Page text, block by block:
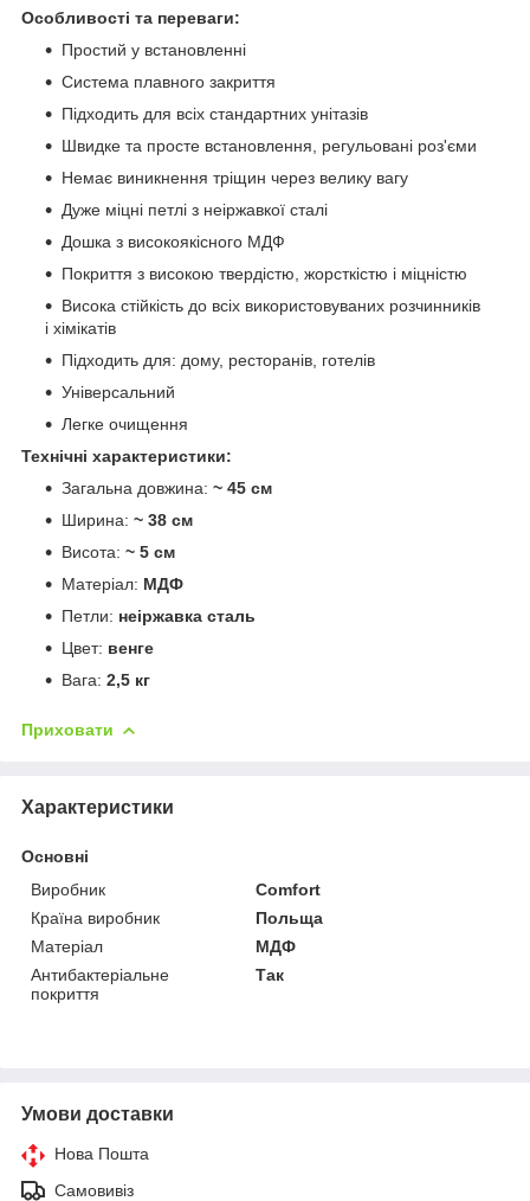
Особливості та переваги:
Простий у встановленні
Система плавного закриття
Підходить для всіх стандартних унітазів
Швидке та просте встановлення, регульовані роз'єми
Немає виникнення тріщин через велику вагу
Дуже міцні петлі з неіржавкої сталі
Дошка з високоякісного МДФ
Покриття з високою твердістю, жорсткістю і міцністю
Висока стійкість до всіх використовуваних розчинників
і хімікатів
Підходить для: дому, ресторанів, готелів
Універсальний
Легке очищення
Технічні характеристики:
Загальна довжина: ~ 45 см
Ширина: ~ 38 см
Висота: ~ 5 см
Матеріал: МДФ
Петли: неіржавка сталь
Цвет: венге
Вага: 2,5 кг
Приховати
Характеристики
Основні
Виробник
Comfort
Країна виробник
Польща
Матеріал
МДФ
Антибактеріальне
покриття
Так
Умови доставки
Нова Пошта
Самовивіз